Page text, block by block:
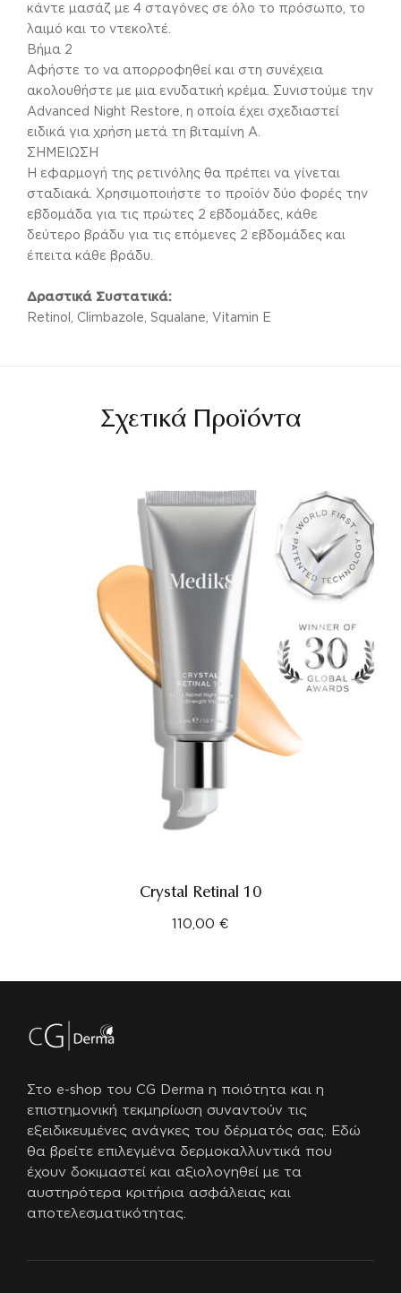
κάντε μασάζ με 4 σταγόνες σε όλο το πρόσωπο, το
λαιμό και το ντεκολτέ.
Βήμα 2
Αφήστε το να απορροφηθεί και στη συνέχεια
ακολουθήστε με μια ενυδατική κρέμα. Συνιστούμε την
Advanced Night Restore, η οποία έχει σχεδιαστεί
ειδικά για χρήση μετά τη βιταμίνη A.
ΣΗΜΕΙΩΣΗ
Η εφαρμογή της ρετινόλης θα πρέπει να γίνεται
σταδιακά. Χρησιμοποιήστε το προϊόν δύο φορές την
εβδομάδα για τις πρώτες 2 εβδομάδες, κάθε
δεύτερο βράδυ για τις επόμενες 2 εβδομάδες και
έπειτα κάθε βράδυ.
Δραστικά Συστατικά:
Retinol, Climbazole, Squalane, Vitamin E
Σχετικά Προϊόντα
Crystal Retinal 10
110,00 €
Στο e-shop του CG Derma η ποιότητα και η
επιστημονική τεκμηρίωση συναντούν τις
εξειδικευμένες ανάγκες του δέρματός σας. Εδώ
θα βρείτε επιλεγμένα δερμοκαλλυντικά που
έχουν δοκιμαστεί και αξιολογηθεί με τα
αυστηρότερα κριτήρια ασφάλειας και
αποτελεσματικότητας.